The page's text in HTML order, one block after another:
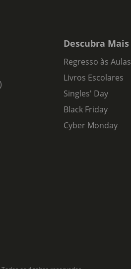
Descubra Mais
Regresso às Aulas
Livros Escolares
Singles' Day
Black Friday
Cyber Monday